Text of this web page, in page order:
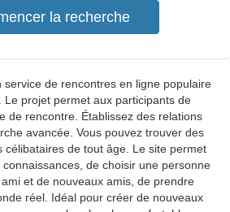
service de rencontres en ligne populaire
Le projet permet aux participants de
de rencontre. Établissez des relations
avancée. Vous pouvez trouver des
célibataires de tout âge. Le site permet
de choisir une personne
et de nouveaux amis, de prendre
réel. Idéal pour créer de nouveaux